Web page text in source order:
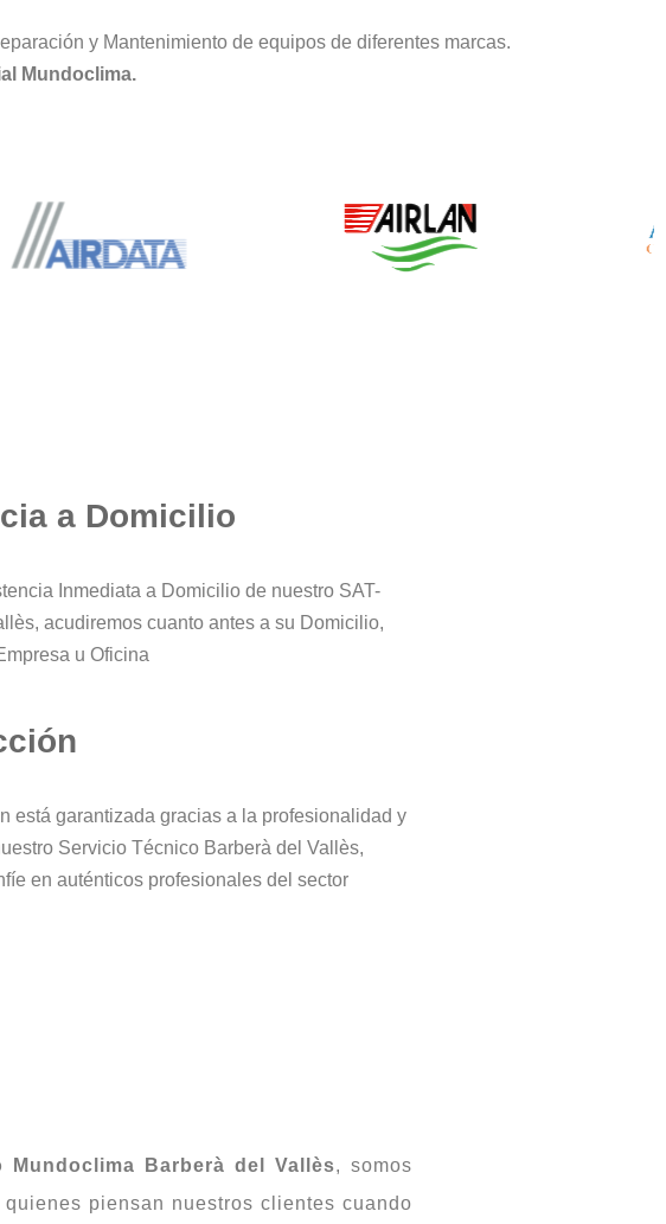
y Mantenimiento de equipos de diferentes marcas.
Mundoclima.
a Domicilio
Inmediata a Domicilio de nuestro SAT-
acudiremos cuanto antes a su Domicilio,
u Oficina
está garantizada gracias a la profesionalidad y
Servicio Técnico Barberà del Vallès,
en auténticos profesionales del sector
Mundoclima Barberà del Vallès, somos
piensan nuestros clientes cuando